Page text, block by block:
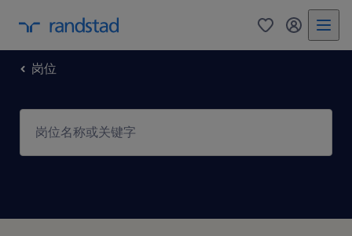
岗位